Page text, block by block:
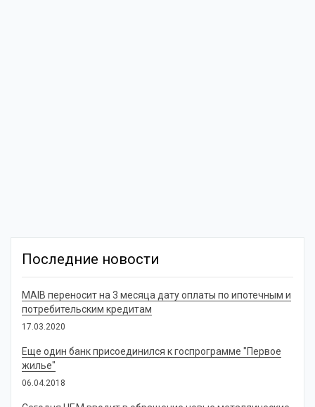
Последние новости
MAIB переносит на 3 месяца дату оплаты по ипотечным и
потребительским кредитам
17.03.2020
Еще один банк присоединился к госпрограмме "Первое
жилье"
06.04.2018